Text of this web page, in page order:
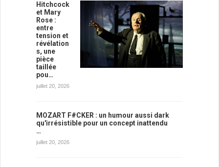
Hitchcock
et Mary
Rose :
entre
tension et
révélation
s, une
pièce
taillée
pou…
juillet 20, 2026
MOZART F#CKER : un humour aussi dark
qu'irrésistible pour un concept inattendu
…
juillet 20, 2026